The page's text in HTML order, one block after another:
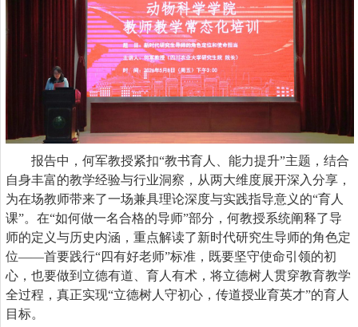
报告中，何军教授紧扣“教书育人、能力提升”主题 ，结合
自身丰富的教学经验与行业洞察，从两大维度展开深入分享，
为在场教师带来了一场兼具理论深度与实践指导意义的“育人
课”。在“如何做一名合格的导师”部分 ， 何教授系统阐释了导
师的定义与历史内涵，重点解读了新时代研究生导师的角色定
位——首要践行“四有好老师”标准，既要坚守使命引领的初
心，也要做到立德有道、育人有术 ， 将立德树人贯穿教育教学
全过程，真正实现“立德树人守初心，传道授业育英才”的育人
目标。